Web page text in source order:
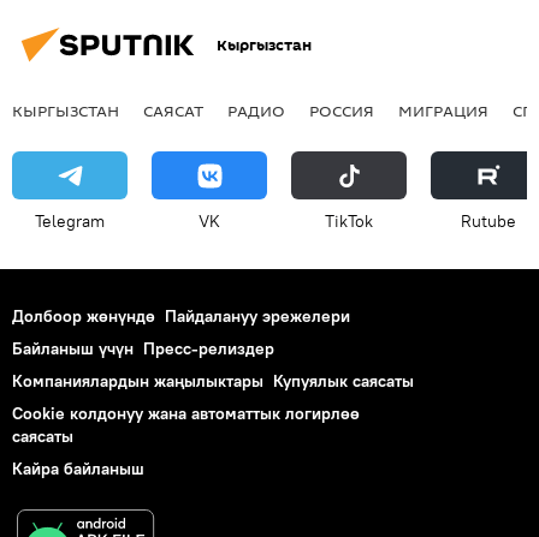
Кыргызстан
КЫРГЫЗСТАН САЯСАТ РАДИО РОССИЯ МИГРАЦИЯ
Telegram VK ТikТоk Rutube
Долбоор жөнүндө Пайдалануу эрежелери
Байланыш үчүн Пресс-релиздер
Компаниялардын жаңылыктары Купуялык саясаты
Cookie колдонуу жана автоматтык логирлөө
саясаты
Кайра байланыш